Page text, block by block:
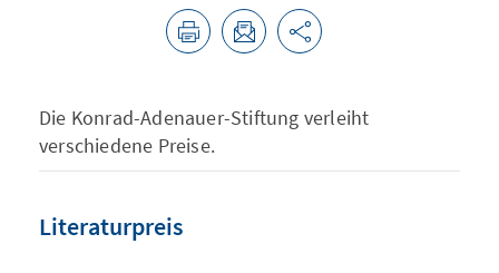
Die Konrad-Adenauer-Stiftung verleiht
verschiedene Preise.
Literaturpreis